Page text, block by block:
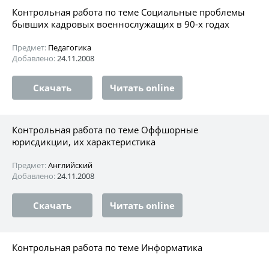
Контрольная работа по теме Социальные проблемы
бывших кадровых военнослужащих в 90-х годах
Предмет: Педагогика
Добавлено:24.11.2008
Скачать Читать online
Контрольная работа по теме Оффшорные
юрисдикции, их характеристика
Предмет:Английский
Добавлено:24.11.2008
Скачать Читать online
Контрольная работа по теме Информатика